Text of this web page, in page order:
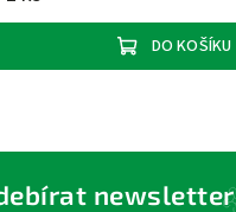
DO KOŠÍKU
newsletter